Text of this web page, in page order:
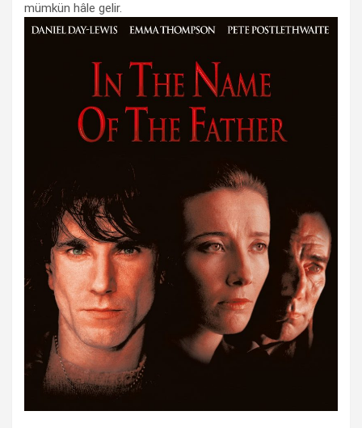
mümkün hâle gelir.